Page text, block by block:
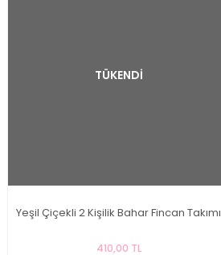
TÜKENDİ
Yeşil Çiçekli 2 Kişilik Bahar Fincan Takımı
410,00 TL